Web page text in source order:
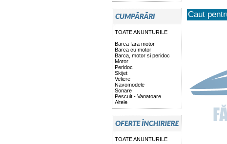
TOATE ANUNTURILE
Barca fara motor
Barca cu motor
Barca, motor si peridoc
Motor
Peridoc
Skijet
Veliere
Navomodele
Sonare
Pescuit - Vanatoare
Altele
TOATE ANUNTURILE
Caut